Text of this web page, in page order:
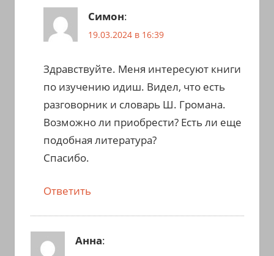
Симон:
19.03.2024 в 16:39
Здравствуйте. Меня интересуют книги
по изучению идиш. Видел, что есть
разговорник и словарь Ш. Громана.
Возможно ли приобрести? Есть ли еще
подобная литература?
Спасибо.
Ответить
Анна: